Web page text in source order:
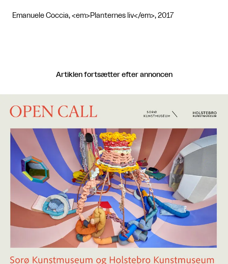
Emanuele Coccia, <em>Planternes liv</em>, 2017
Artiklen fortsætter efter annoncen